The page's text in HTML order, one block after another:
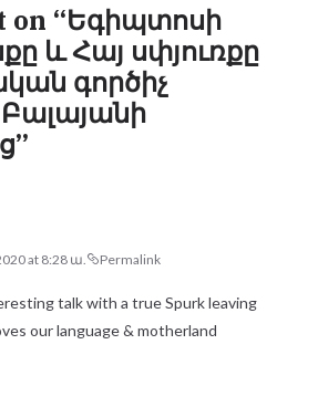
m
g
e
r
on “Եգիպտոսի
և Հայ սփյուռքը
գործիչ
”
at 8:28 ա. Permalink
talk with a true Spurk leaving
our language & motherland